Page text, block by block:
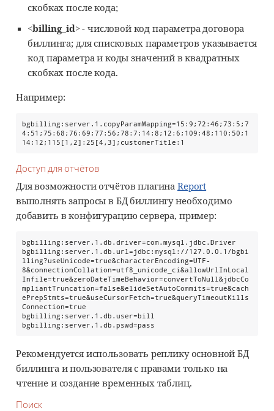
скобках после кода;
<billing_id>- числовой код параметра договора
биллинга; для списковых параметров указывается
код параметра и коды значений в квадратных
скобках после кода.
Например:
bgbilling:server.1.copyParamMapping=15:9;72:46;73:5;7
4:51;75:68;76:69;77:56;78:7;14:8;12:6;109:48;110:50;1
14:12;115[1,2]:25[4,3];customerTitle:1
Доступ для отчётов
Для возможности отчётов плагинаReport
выполнять запросы в БД биллингу необходимо
добавить в конфигурацию сервера, пример:
bgbilling:server.1.db.driver=com.mysql.jdbc.Driver
bgbilling:server.1.db.url=jdbc:mysql://127.0.0.1/bgbi
lling?useUnicode=true&characterEncoding=UTF-
8&connectionCollation=utf8_unicode_ci&allowUrlInLocal
Infile=true&zeroDateTimeBehavior=convertToNull&jdbcCo
mpliantTruncation=false&elideSetAutoCommits=true&cach
ePrepStmts=true&useCursorFetch=true&queryTimeoutKills
Connection=true
bgbilling:server.1.db.user=bill
bgbilling:server.1.db.pswd=pass
Рекомендуется использовать реплику основной БД
биллинга и пользователя с правами только на
чтение и создание временных таблиц.
Поиск